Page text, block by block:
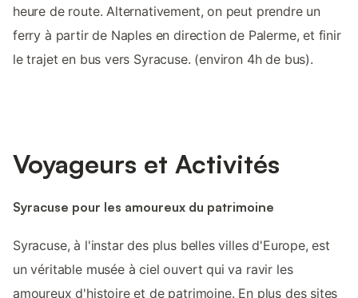
heure de route. Alternativement, on peut prendre un
ferry à partir de Naples en direction de Palerme, et finir
le trajet en bus vers Syracuse. (environ 4h de bus).
Voyageurs et Activités
Syracuse pour les amoureux du patrimoine
Syracuse, à l'instar des plus belles villes d'Europe, est
un véritable musée à ciel ouvert qui va ravir les
amoureux d'histoire et de patrimoine. En plus des sites